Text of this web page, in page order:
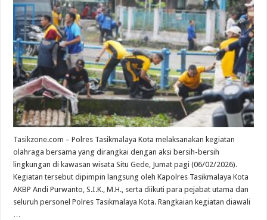
Tasikmalaya
Kota
Satukan
Olahraga
dan
Aksi
Peduli
Lingkungan
di
Situ
Gede
Tasikzone.com – Polres Tasikmalaya Kota melaksanakan kegiatan
olahraga bersama yang dirangkai dengan aksi bersih-bersih
lingkungan di kawasan wisata Situ Gede, Jumat pagi (06/02/2026).
Kegiatan tersebut dipimpin langsung oleh Kapolres Tasikmalaya Kota
AKBP Andi Purwanto, S.I.K., M.H., serta diikuti para pejabat utama dan
seluruh personel Polres Tasikmalaya Kota. Rangkaian kegiatan diawali
…